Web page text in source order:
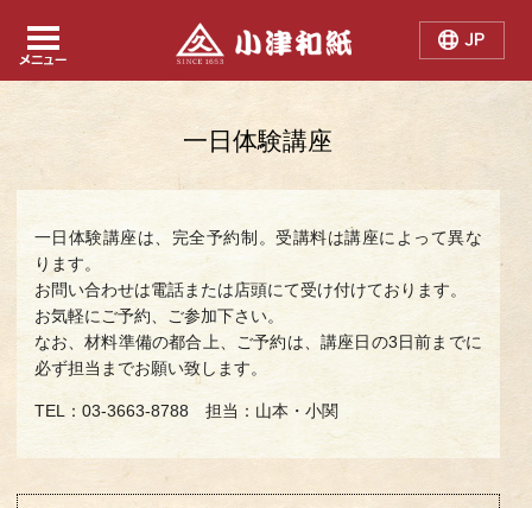
Japanese
English
Chinese
一日体験講座
一日体験講座は、完全予約制。受講料は講座によって異な
ります。
お問い合わせは電話または店頭にて受け付けております。
お気軽にご予約、ご参加下さい。
なお、材料準備の都合上、ご予約は、講座日の3日前までに
必ず担当までお願い致します。
TEL：03-3663-8788 担当：山本・小関